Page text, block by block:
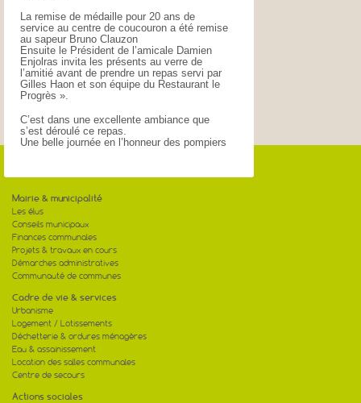
La remise de médaille pour 20 ans de
service au centre de coucouron a été remise
au sapeur Bruno Clauzon
Ensuite le Président de l’amicale Damien
Enjolras invita les présents au verre de
l’amitié avant de prendre un repas servi par
Gilles Haon et son équipe du Restaurant le
Progrès ».
C’est dans une excellente ambiance que
s’est déroulé ce repas.
Une belle journée en l’honneur des pompiers
Mairie & municipalité
Les élus
Conseils municipaux
Finances communales
Projets & travaux en cours
Démarches administratives
Communauté de communes
Cadre de vie & services
Urbanisme
Logement / Lotissements
Déchetterie & ordures ménagères
Eau & assainissement
Location des salles communales
Centre de secours
Actions sociales